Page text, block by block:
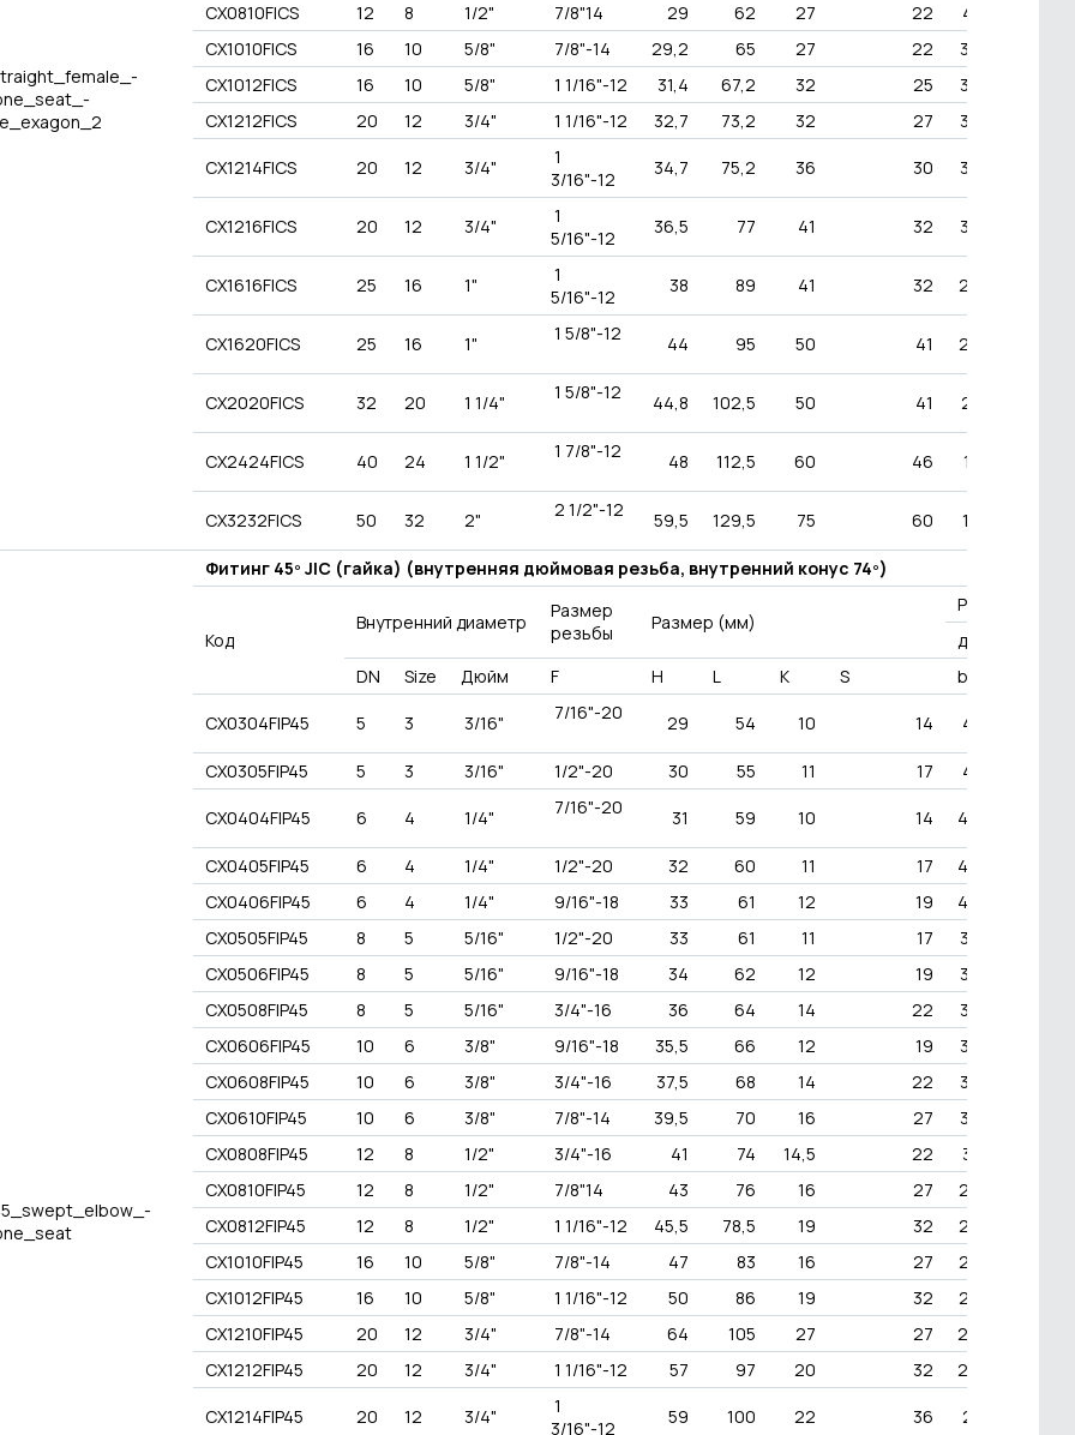
CX0810FICS
12 8 1/2" 7/8"14 29 62 27 22 415
CX1010FICS
16 10 5/8" 7/8"-14 29,2 65 27 22 350
CX1012FICS
16 10 5/8" 1 1/16"-12 31,4 67,2 32 25 350
CX1212FICS
20 12 3/4" 1 1/16"-12 32,7 73,2 32 27 350
CX1214FICS 20 12 3/4"
1
3/16"-12
34,7 75,2 36 30 350
CX1216FICS 20 12 3/4"
1
5/16"-12
36,5 77 41 32 350
CX1616FICS 25 16 1"
1
5/16"-12
38 89 41 32 280
CX1620FICS 25 16 1" 1 5/8"-12 44 95 50 41 280
CX2020FICS 32 20 1 1/4" 1 5/8"-12 44,8 102,5 50 41 210
CX2424FICS 40 24 1 1/2" 1 7/8"-12 48 112,5 60 46 185
CX3232FICS 50 32 2" 2 1/2"-12 59,5 129,5 75 60 172
Фитинг 45º JIC (гайка) (внутренняя дюймовая резьба, внутренний конус 74º)
Код
Внутренний диаметр
Размер
резьбы
Размер (мм)
Рабочее
давление
DN
Size Дюйм F H L K S bar
CX0304FIP45 5 3 3/16" 7/16"-20 29 54 10 14 415
CX0305FIP45 5 3 3/16" 1/2"-20 30 55 11 17 415
CX0404FIP45 6 4 1/4" 7/16"-20 31 59 10 14 400
CX0405FIP45 6 4 1/4" 1/2"-20 32 60 11 17 400
CX0406FIP45
6 4 1/4" 9/16"-18 33 61 12 19 400
CX0505FIP45
8 5 5/16" 1/2"-20 33 61 11 17 350
CX0506FIP45
8 5 5/16" 9/16"-18 34 62 12 19 350
CX0508FIP45
8 5 5/16" 3/4"-16 36 64 14 22 350
CX0606FIP45
10 6 3/8" 9/16"-18 35,5 66 12 19 350
CX0608FIP45
10 6 3/8" 3/4"-16 37,5 68 14 22 330
CX0610FIP45
10 6 3/8" 7/8"-14 39,5 70 16 27 330
CX0808FIP45
12 8 1/2" 3/4"-16 41 74 14,5 22 310
CX0810FIP45
12 8 1/2" 7/8"14 43 76 16 27 280
CX0812FIP45
12 8 1/2" 1 1/16"-12 45,5 78,5 19 32 280
CX1010FIP45
16 10 5/8" 7/8"-14 47 83 16 27 250
CX1012FIP45
16 10 5/8" 1 1/16"-12 50 86 19 32 250
CX1210FIP45
20 12 3/4" 7/8"-14 64 105 27 27 240
CX1212FIP45
20 12 3/4" 1 1/16"-12 57 97 20 32 240
CX1214FIP45 20 12 3/4"
1
3/16"-12
59 100 22 36 215